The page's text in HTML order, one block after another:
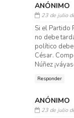
ANÓNIMO
23 de julio
Si el Partido
no debe
político
César.
Núñez
Responder
ANÓNIMO
23 de julio